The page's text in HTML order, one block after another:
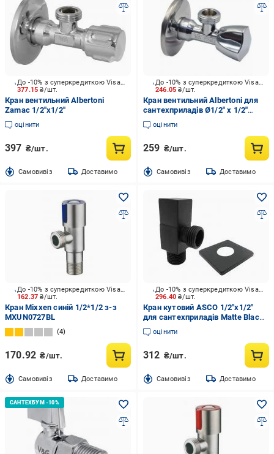
377.15₴/шт.
До -10% з суперкредиткою Visa Вигода
Кран вентильний Albertoni
Zamac 1/2"х1/2"
оцінити
397 ₴/шт.
Cамовивіз Доставимо
246.05₴/шт.
До -10% з суперкредиткою Visa Вигода
Кран вентильний Albertoni для
сантехприладів Ø1/2" х 1/2"
трикутна ручка (C428685)
оцінити
259 ₴/шт.
Cамовивіз Доставимо
162.37₴/шт.
До -10% з суперкредиткою Visa Вигода
Кран Mixxen синій 1/2*1/2 з-з
MXUN0727BL
4
170.92 ₴/шт.
Cамовивіз Доставимо
296.40₴/шт.
До -10% з суперкредиткою Visa Вигода
Кран кутовий ASCO 1/2"х1/2"
для сантехприладів Matte Black
AS-AV-009
оцінити
312 ₴/шт.
Cамовивіз Доставимо